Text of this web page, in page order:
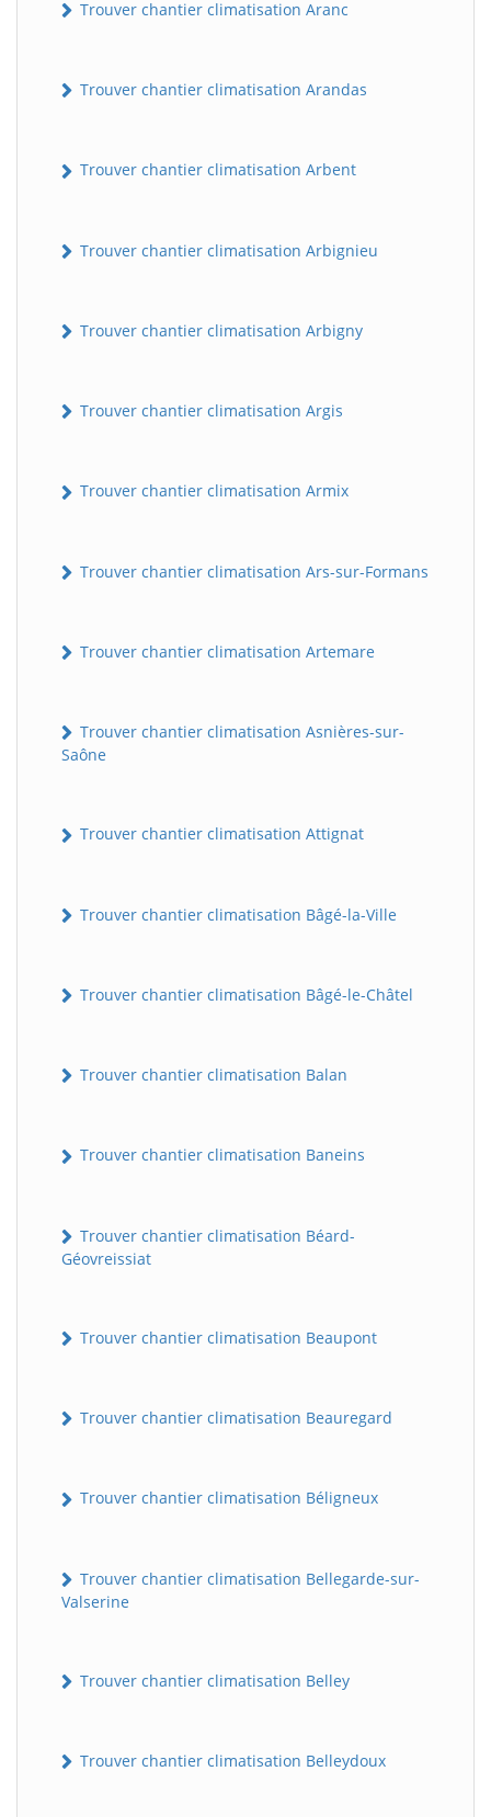
Trouver chantier climatisation Aranc
Trouver chantier climatisation Arandas
Trouver chantier climatisation Arbent
Trouver chantier climatisation Arbignieu
Trouver chantier climatisation Arbigny
Trouver chantier climatisation Argis
Trouver chantier climatisation Armix
Trouver chantier climatisation Ars-sur-Formans
Trouver chantier climatisation Artemare
Trouver chantier climatisation Asnières-sur-
Saône
Trouver chantier climatisation Attignat
Trouver chantier climatisation Bâgé-la-Ville
Trouver chantier climatisation Bâgé-le-Châtel
Trouver chantier climatisation Balan
Trouver chantier climatisation Baneins
Trouver chantier climatisation Béard-
Géovreissiat
Trouver chantier climatisation Beaupont
Trouver chantier climatisation Beauregard
Trouver chantier climatisation Béligneux
Trouver chantier climatisation Bellegarde-sur-
Valserine
Trouver chantier climatisation Belley
Trouver chantier climatisation Belleydoux